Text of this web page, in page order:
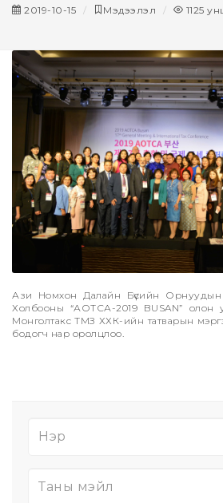
2019-10-15 Мэдээлэл 1125
Ази Номхон Далайн Бүсийн Орнуудын
Холбооны “АОТСА-2019 BUSAN” олон
Монголтакс ТМЗ ХХК-ийн татварын
бодогч нар оролцлоо.